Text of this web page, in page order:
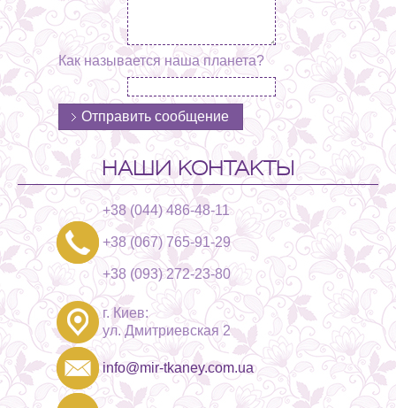
Как называется наша планета?
НАШИ КОНТАКТЫ
+38 (044) 486-48-11
+38 (067) 765-91-29
+38 (093) 272-23-80
г. Киев:
ул. Дмитриевская 2
info@mir-tkaney.com.ua